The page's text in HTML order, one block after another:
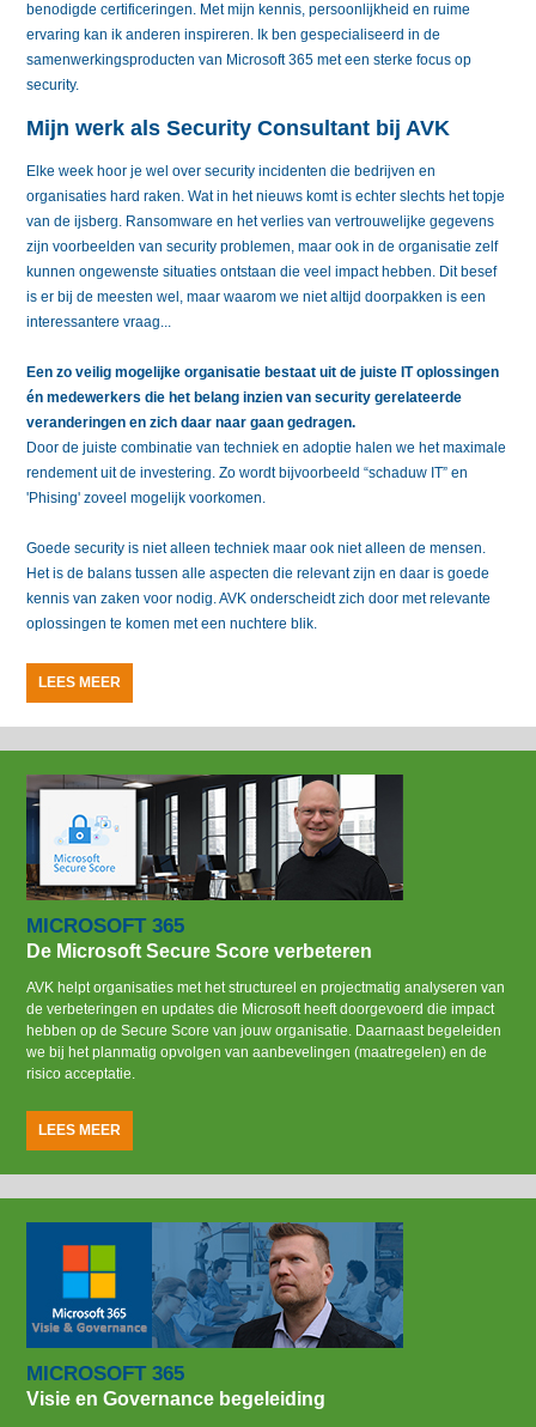
benodigde certificeringen. Met mijn kennis, persoonlijkheid en ruime
ervaring kan ik anderen inspireren. Ik ben gespecialiseerd in de
samenwerkingsproducten van Microsoft 365 met een sterke focus op
security.
Mijn werk als Security Consultant bij AVK
Elke week hoor je wel over security incidenten die bedrijven en
organisaties hard raken. Wat in het nieuws komt is echter slechts het topje
van de ijsberg. Ransomware en het verlies van vertrouwelijke gegevens
zijn voorbeelden van security problemen, maar ook in de organisatie zelf
kunnen ongewenste situaties ontstaan die veel impact hebben. Dit besef
is er bij de meesten wel, maar waarom we niet altijd doorpakken is een
interessantere vraag...
Een zo veilig mogelijke organisatie bestaat uit de juiste IT oplossingen
én medewerkers die het belang inzien van security gerelateerde
veranderingen en zich daar naar gaan gedragen.
Door de juiste combinatie van techniek en adoptie halen we het maximale
rendement uit de investering. Zo wordt bijvoorbeeld “schaduw IT” en
'Phising' zoveel mogelijk voorkomen.
Goede security is niet alleen techniek maar ook niet alleen de mensen.
Het is de balans tussen alle aspecten die relevant zijn en daar is goede
kennis van zaken voor nodig. AVK onderscheidt zich door met relevante
oplossingen te komen met een nuchtere blik.
LEES MEER
MICROSOFT 365
De Microsoft Secure Score verbeteren
AVK helpt organisaties met het structureel en projectmatig analyseren van
de verbeteringen en updates die Microsoft heeft doorgevoerd die impact
hebben op de Secure Score van jouw organisatie. Daarnaast begeleiden
we bij het planmatig opvolgen van aanbevelingen (maatregelen) en de
risico acceptatie.
LEES MEER
MICROSOFT 365
Visie en Governance begeleiding